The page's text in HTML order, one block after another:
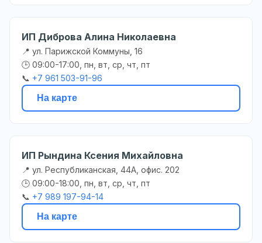
ИП Диброва Алина Николаевна
📍 ул. Парижской Коммуны, 16
🕒 09:00-17:00, пн, вт, ср, чт, пт
📞 +7 961 503-91-96
На карте
ИП Рындина Ксения Михайловна
📍 ул. Республиканская, 44А, офис. 202
🕒 09:00-18:00, пн, вт, ср, чт, пт
📞 +7 989 197-94-14
На карте